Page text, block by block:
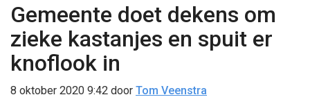
Gemeente doet dekens om
zieke kastanjes en spuit er
knoflook in
8 oktober 2020 9:42 door Tom Veenstra